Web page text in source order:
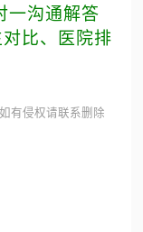
一沟通解答
比、医院排
有侵权请联系删除